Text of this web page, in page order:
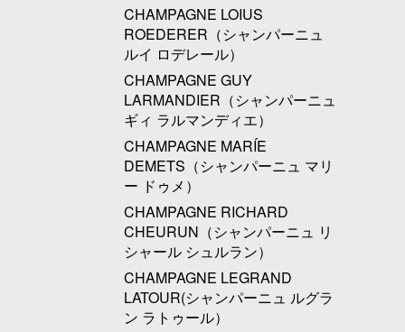
CHAMPAGNE LOIUS
ROEDERER（シャンパーニュ
ルイ ロデレール）
CHAMPAGNE GUY
LARMANDIER（シャンパーニュ
ギィ ラルマンディエ）
CHAMPAGNE MARÍE
DEMETS（シャンパーニュ マリ
ー ドゥメ）
CHAMPAGNE RICHARD
CHEURUN（シャンパーニュ リ
シャール シュルラン）
CHAMPAGNE LEGRAND
LATOUR(シャンパーニュ ルグラ
ン ラトゥール）